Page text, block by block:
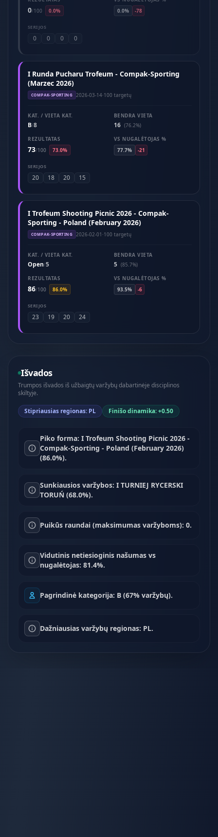
0/100 0.0%
0.0%
-78
SERIJOS
0 0 0 0
I Runda Pucharu Trofeum - Compak-Sporting
(Marzec 2026)
COMPAK-SPORTING 2026-03-14·100 targetų
KAT. / VIETA KAT.
B/8
BENDRA VIETA
16 (76.2%)
REZULTATAS
73/100 73.0%
VS NUGALĖTOJAS %
77.7%
-21
SERIJOS
20 18 20 15
I Trofeum Shooting Picnic 2026 - Compak-
Sporting - Poland (February 2026)
COMPAK-SPORTING 2026-02-01 ·100 targetų
KAT. / VIETA KAT.
Open/5
BENDRA VIETA
5 (85.7%)
REZULTATAS
86/100 86.0%
VS NUGALĖTOJAS %
93.5%
-6
SERIJOS
23 19 20 24
Išvados
Trumpos išvados iš užbaigtų varžybų dabartinėje disciplinos
skiltyje.
Stipriausias regionas: PL Finišo dinamika: +0.50
Piko forma: I Trofeum Shooting Picnic 2026 -
Compak-Sporting - Poland (February 2026)
(86.0%).
Sunkiausios varžybos: I TURNIEJ RYCERSKI
TORUŃ (68.0%).
Puikūs raundai (maksimumas varžyboms): 0.
Vidutinis netiesioginis našumas vs
nugalėtojas: 81.4%.
Pagrindinė kategorija: B (67% varžybų).
Dažniausias varžybų regionas: PL.